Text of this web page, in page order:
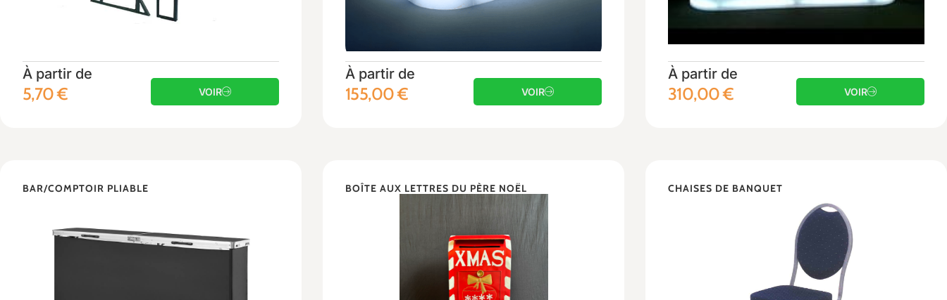
À partir de
5,70€ VOIR
À partir de
155,00€ VOIR
À partir de
310,00€ VOIR
BAR/COMPTOIR PLIABLE BOÎTE AUX LETTRES DU PÈRE NOËL CHAISES DE BANQUET